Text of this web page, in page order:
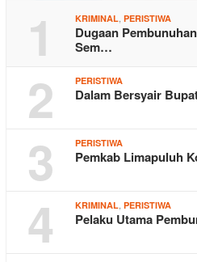
1 KRIMINAL PERISTIWA
Dugaan
Sem…
2 PERISTIWA
Dalam Bersyair
3 PERISTIWA
Pemkab Limapuluh
4 KRIMINAL PERISTIWA
Pelaku Utama